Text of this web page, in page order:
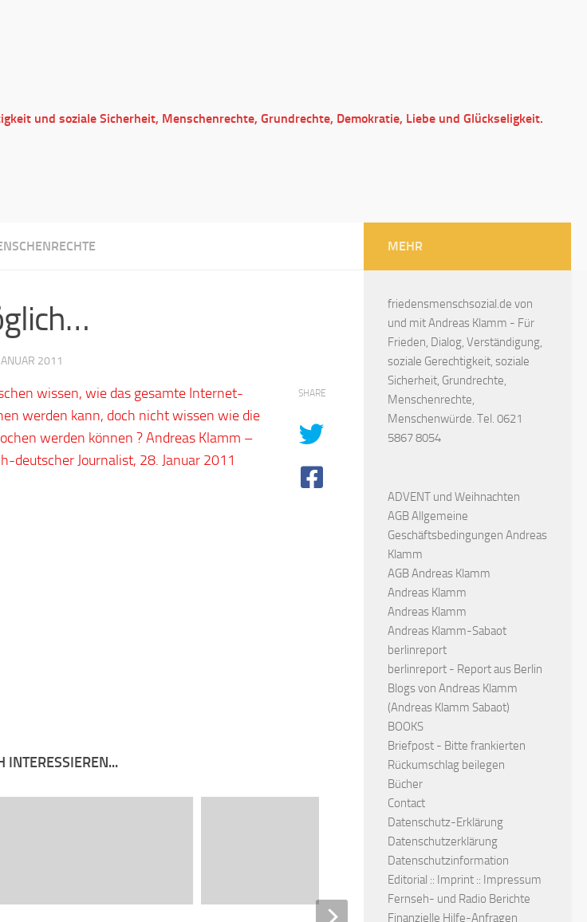
und soziale Sicherheit, Menschenrechte, Grundrechte, Demokratie, Liebe und Glückseligkeit.
2011
wissen, wie das gesamte Internet-
werden kann, doch nicht wissen wie die
werden können ? Andreas Klamm –
deutscher Journalist, 28. Januar 2011
SHARE
INTERESSIEREN...
MEHR
friedensmenschsozial.de von
und mit Andreas Klamm - Für
Frieden, Dialog, Verständigung,
soziale Gerechtigkeit, soziale
Sicherheit, Grundrechte,
Menschenrechte,
Menschenwürde. Tel. 0621
5867 8054
ADVENT und Weihnachten
AGB Allgemeine
Geschäftsbedingungen Andreas
Klamm
AGB Andreas Klamm
Andreas Klamm
Andreas Klamm
Andreas Klamm-Sabaot
berlinreport
berlinreport - Report aus Berlin
Blogs von Andreas Klamm
(Andreas Klamm Sabaot)
BOOKS
Briefpost - Bitte frankierten
Rückumschlag beilegen
Bücher
Contact
Datenschutz-Erklärung
Datenschutzerklärung
Datenschutzinformation
Editorial :: Imprint :: Impressum
Fernseh- und Radio Berichte
Finanzielle Hilfe-Anfragen